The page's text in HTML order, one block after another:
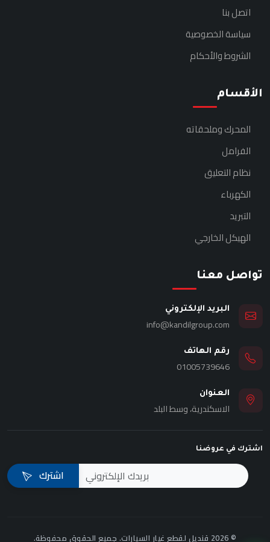
اتصل بنا
سياسة الخصوصية
الشروط والأحكام
الأقسام
المحرك وملحقاته
الفرامل
نظام التعليق
الكهرباء
التبريد
الهيكل الخارجي
تواصل معنا
البريد الإلكتروني
info@kandilgroup.com
رقم الهاتف
01005739646
العنوان
الاسكندرية، وسط البلد
اشترك في عروضنا
اشترك
© 2026 قنديل لقطع غيار السيارات. جميع الحقوق محفوظة.